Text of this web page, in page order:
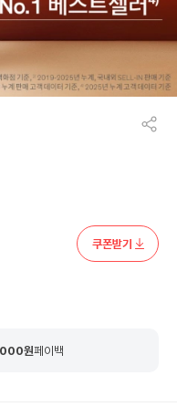
쿠폰받기
원페이백